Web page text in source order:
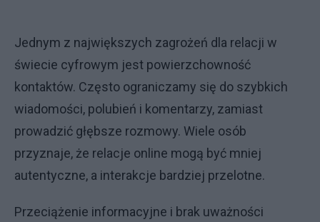
Jednym z największych zagrożeń dla relacji w
świecie cyfrowym jest powierzchowność
kontaktów. Często ograniczamy się do szybkich
wiadomości, polubień i komentarzy, zamiast
prowadzić głębsze rozmowy. Wiele osób
przyznaje, że relacje online mogą być mniej
autentyczne, a interakcje bardziej przelotne.
Przeciążenie informacyjne i brak uważności